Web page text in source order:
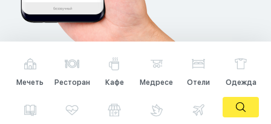
Мечеть Ресторан Кафе Медресе Отели Одежда